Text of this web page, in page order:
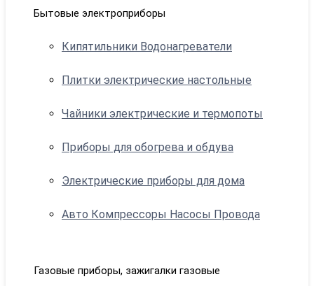
Бытовые электроприборы
Кипятильники Водонагреватели
Плитки электрические настольные
Чайники электрические и термопоты
Приборы для обогрева и обдува
Электрические приборы для дома
Авто Компрессоры Насосы Провода
Газовые приборы, зажигалки газовые